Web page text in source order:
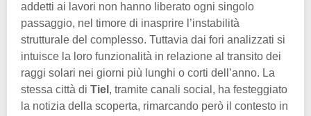
addetti ai lavori non hanno liberato ogni singolo
passaggio, nel timore di inasprire l’instabilità
strutturale del complesso. Tuttavia dai fori analizzati si
intuisce la loro funzionalità in relazione al transito dei
raggi solari nei giorni più lunghi o corti dell’anno. La
stessa città di Tiel , tramite canali social, ha festeggiato
la notizia della scoperta, rimarcando però il contesto in